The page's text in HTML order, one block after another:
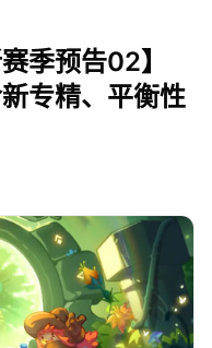
平衡性调整）
季预告02】
专精、平衡性